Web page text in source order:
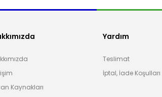
Kaynakları
Yardım
Teslimat
İptal, İade Koşulları